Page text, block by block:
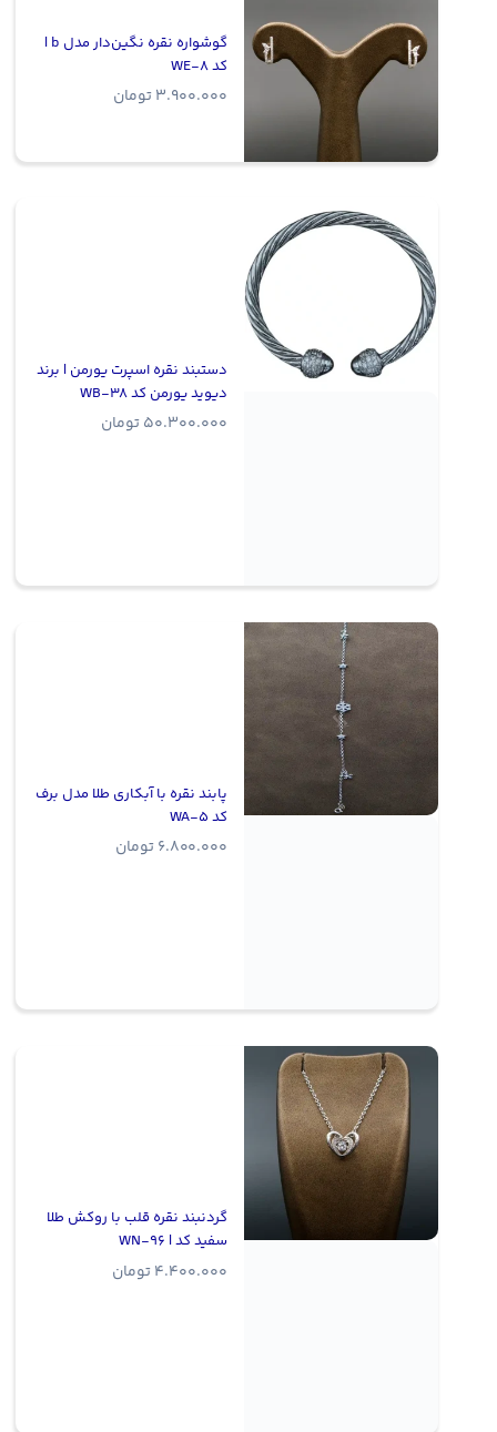
گوشواره نقره نگین‌دار مدل b |
کد WE-8
3.900.000 تومان
دستبند نقره اسپرت یورمن | برند
دیوید یورمن کد WB-38
50.300.000 تومان
پابند نقره با آبکاری طلا مدل برف
کد WA-5
6.800.000 تومان
گردنبند نقره قلب با روکش طلا
سفید کد | WN-96
4.400.000 تومان